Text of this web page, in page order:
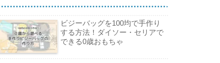
ビジーバッグを100均で手作り
する方法！ダイソー・セリアで
できる0歳おもちゃ